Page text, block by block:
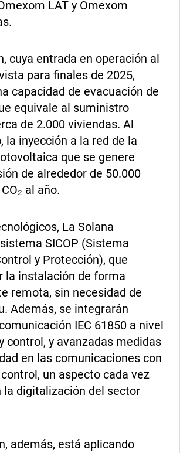
LAT y Omexom
cuya entrada en operación al
para finales de 2025,
capacidad de evacuación de
equivale al suministro
de 2.000 viviendas. Al
la inyección a la red de la
que se genere
de alrededor de 50.000
al año.
La Solana
SICOP (Sistema
y Protección), que
la instalación de forma
remota, sin necesidad de
Además, se integrarán
IEC 61850 a nivel
control, y avanzadas medidas
en las comunicaciones con
un aspecto cada vez
la digitalización del sector
además, está aplicando